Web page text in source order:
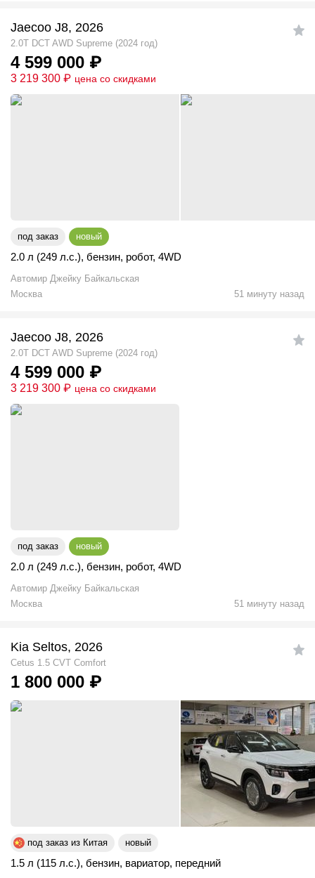
Jaecoo J8, 2026
2.0T DCT AWD Supreme (2024 год)
4 599 000 ₽
3 219 300 ₽ цена со скидками
под заказ новый
2.0 л (249 л.с.), бензин, робот, 4WD
Автомир Джейку Байкальская
Москва
51 минуту назад
Jaecoo J8, 2026
2.0T DCT AWD Supreme (2024 год)
4 599 000 ₽
3 219 300 ₽ цена со скидками
под заказ новый
2.0 л (249 л.с.), бензин, робот, 4WD
Автомир Джейку Байкальская
Москва
51 минуту назад
Kia Seltos, 2026
Cetus 1.5 CVT Comfort
1 800 000 ₽
под заказ из Китая новый
1.5 л (115 л.с.), бензин, вариатор, передний